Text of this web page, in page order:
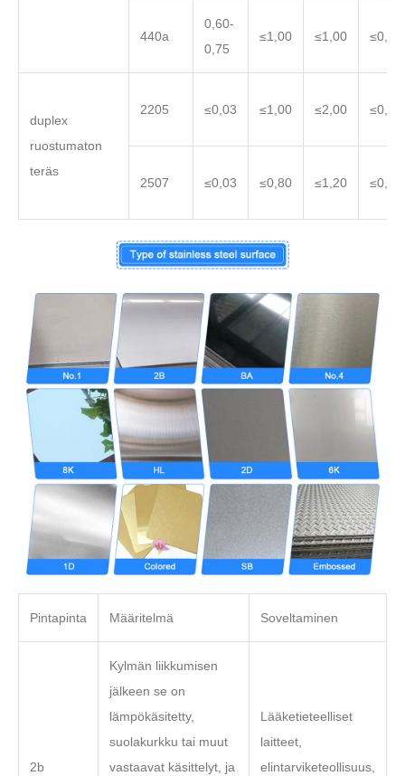
440a
0,60-
0,75
≤1,00 ≤1,00
duplex
ruostumaton
teräs
2205 ≤0,03 ≤1,00 ≤2,00
2507 ≤0,03 ≤0,80 ≤1,20
Pintapinta Määritelmä Soveltaminen
2b
Kylmän liikkumisen
jälkeen se on
lämpökäsitetty,
suolakurkku tai muut
vastaavat käsittelyt, ja
Lääketieteelliset
laitteet,
elintarviketeollisuus,